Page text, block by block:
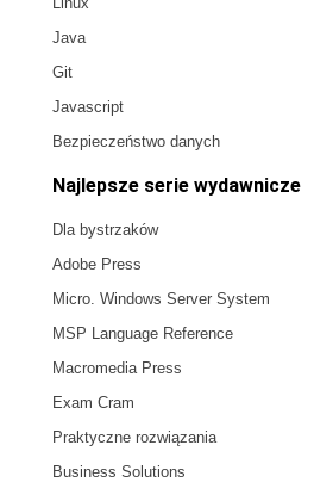
Java
Git
Javascript
Bezpieczeństwo danych
Najlepsze serie wydawnicze
Dla bystrzaków
Adobe Press
Micro. Windows Server System
MSP Language Reference
Macromedia Press
Exam Cram
Praktyczne rozwiązania
Business Solutions